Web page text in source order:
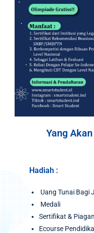
Yang
Hadiah :
Uang Tunai Bagi
Medali
Sertifikat &
Ecourse